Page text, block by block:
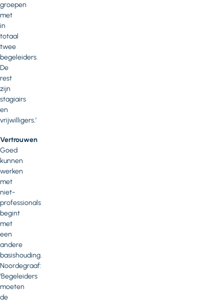
groepen
met
in
totaal
twee
begeleiders.
De
rest
zijn
stagiairs
en
vrijwilligers.’
Vertrouwen
Goed
kunnen
werken
met
niet-
professionals
begint
met
een
andere
basishouding.
Noordegraaf:
‘Begeleiders
moeten
de